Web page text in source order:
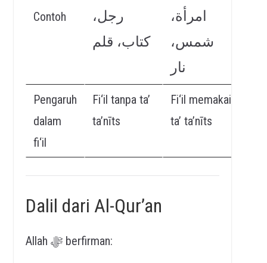
Contoh
رجل،
كتاب، قلم
امرأة،
شمس،
نار
Pengaruh
dalam
fi‘il
Fi‘il tanpa ta’
ta’nīts
Fi‘il memakai
ta’ ta’nīts
Dalil dari Al-Qur’an
Allah ﷻ berfirman: